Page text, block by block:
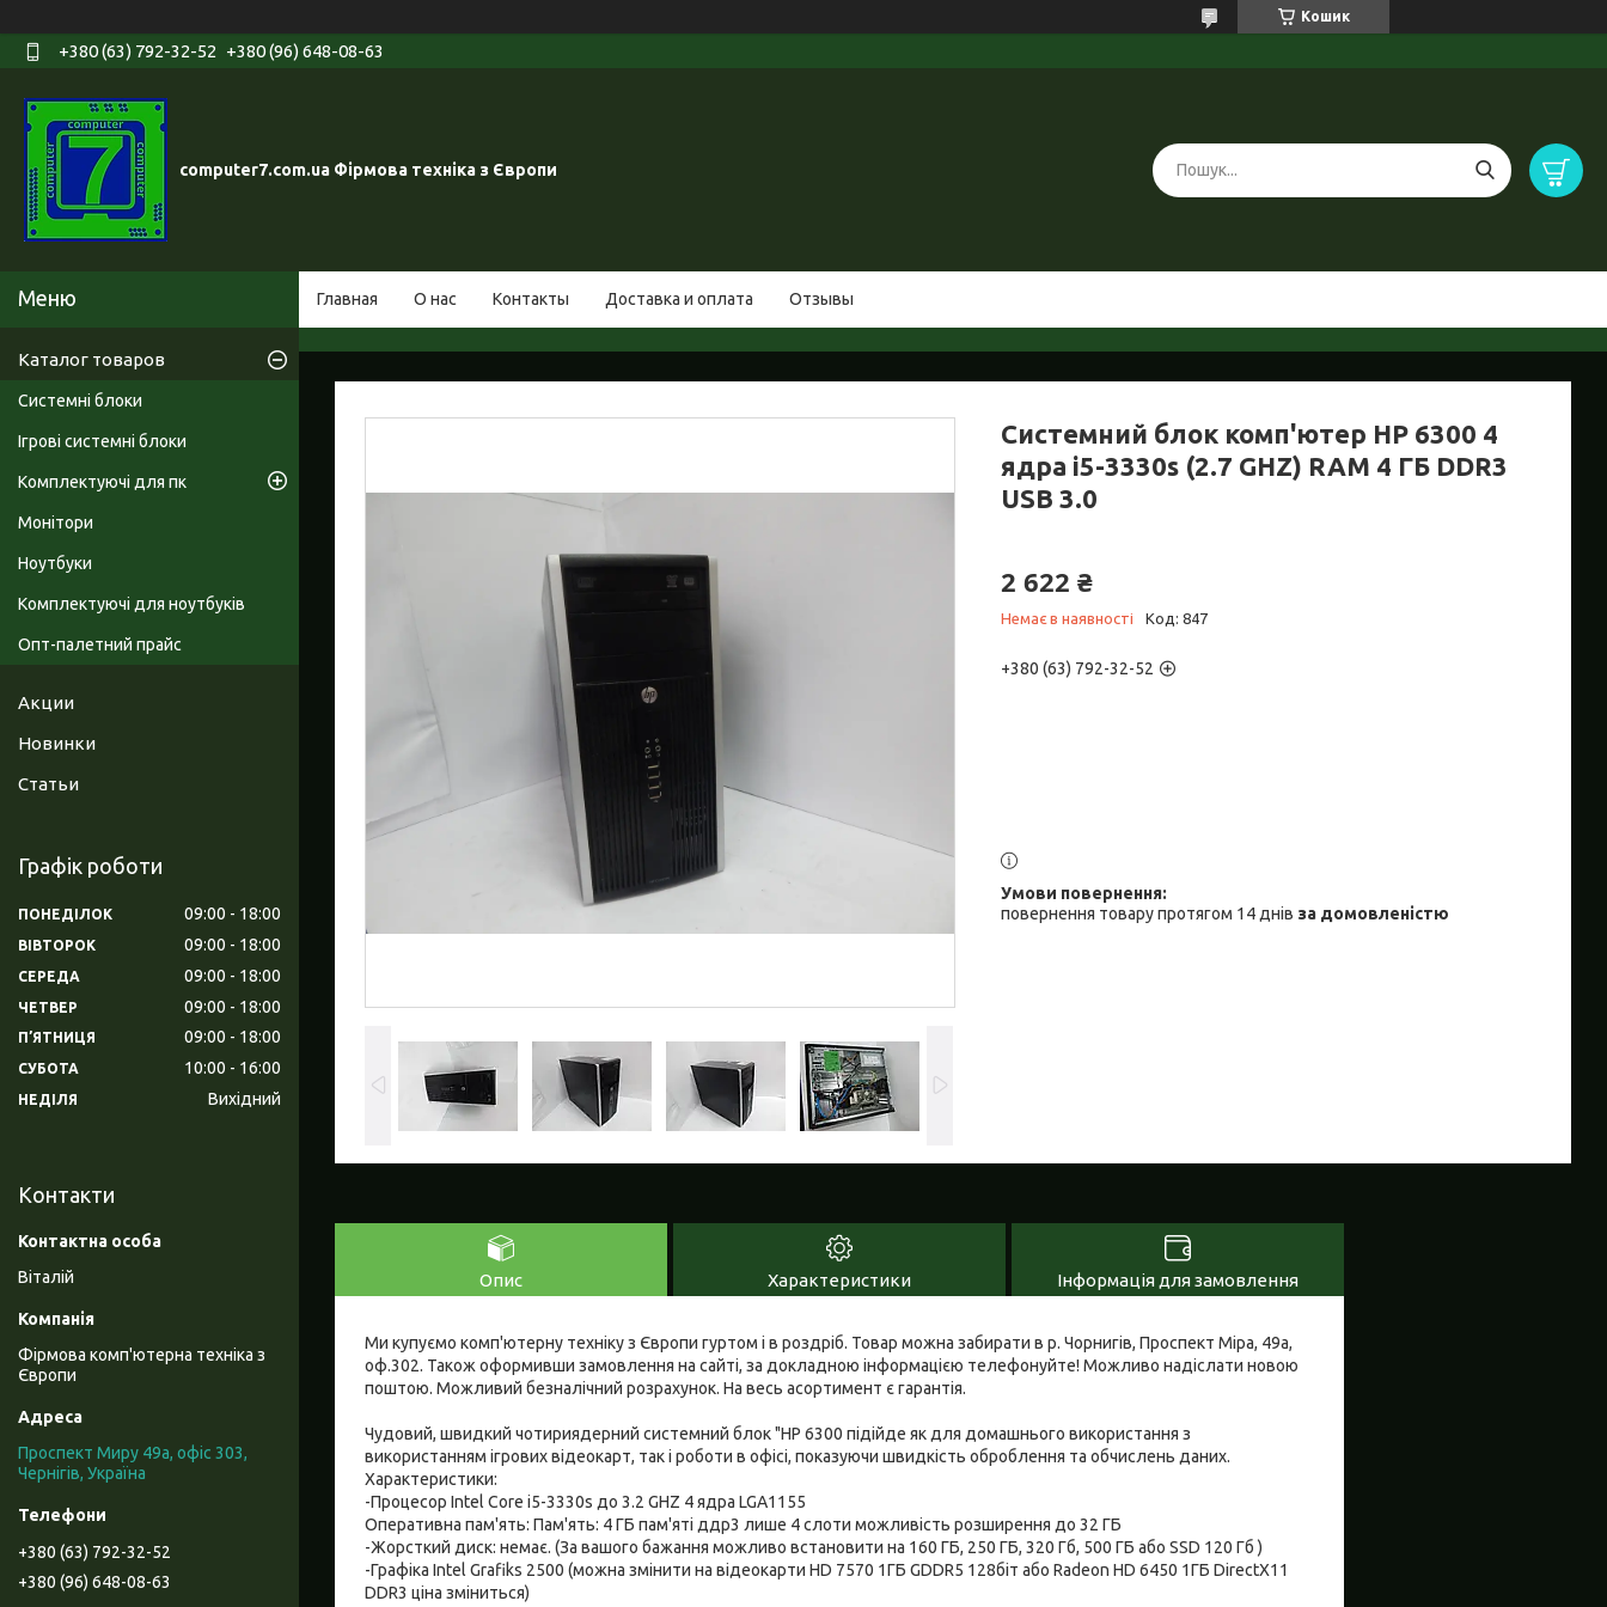
Кошик
+380 (63) 792-32-52 +380 (96) 648-08-63
computer7.com.ua Фірмова техніка з Європи
Главная О нас Контакты Доставка и оплата Отзывы
Системний блок комп'ютер HP 6300 4
ядра i5-3330s (2.7 GHZ) RAM 4 ГБ DDR3
USB 3.0
2 622 ₴
Немає в наявності Код: 847
+380 (63) 792-32-52
повернення товару протягом 14 днів за домовленістю
Опис Характеристики Інформація для замовлення
Ми купуємо комп'ютерну техніку з Європи гуртом і в роздріб. Товар можна забирати в р. Чорнигів, Проспект Міра, 49а,
оф.302. Також оформивши замовлення на сайті, за докладною інформацією телефонуйте! Можливо надіслати новою
поштою. Можливий безналічний розрахунок. На весь асортимент є гарантія.
Чудовий, швидкий чотириядерний системний блок "HP 6300 підійде як для домашнього використання з
використанням ігрових відеокарт, так і роботи в офісі, показуючи швидкість оброблення та обчислень даних.
Характеристики:
-Процесор Intel Core i5-3330s до 3.2 GHZ 4 ядра LGA1155
Оперативна пам'ять: Пам'ять: 4 ГБ пам'яті ддр3 лише 4 слоти можливість розширення до 32 ГБ
-Жорсткий диск: немає. (За вашого бажання можливо встановити на 160 ГБ, 250 ГБ, 320 Гб, 500 ГБ або SSD 120 Гб )
-Графіка Intel Grafiks 2500 (можна змінити на відеокарти HD 7570 1ГБ GDDR5 128біт або Radeon HD 6450 1ГБ DirectX11
DDR3 ціна зміниться)
Каталог товаров
Системні блоки
Ігрові системні блоки
Комплектуючі для пк
Монітори
Ноутбуки
Комплектуючі для ноутбуків
Опт-палетний прайс
Акции
Новинки
Статьи
Графік роботи
ПОНЕДІЛОК 09:00 18:00
ВІВТОРОК 09:00 18:00
СЕРЕДА 09:00 18:00
ЧЕТВЕР 09:00 18:00
ПʼЯТНИЦЯ 09:00 18:00
СУБОТА 10:00 16:00
НЕДІЛЯ Вихідний
Контакти
Віталій
Фірмова комп'ютерна техніка з
Європи
Проспект Миру 49а, офіс 303,
Чернігів, Україна
+380 (63) 792-32-52
+380 (96) 648-08-63